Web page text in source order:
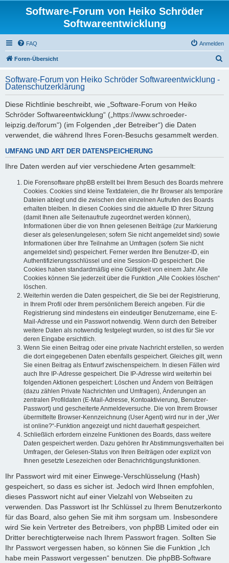
Software-Forum von Heiko Schröder
Softwareentwicklung
FAQ Anmelden
Foren-Übersicht
h
Software-Forum von Heiko Schröder Softwareentwicklung -
Datenschutzerklärung
Diese Richtlinie beschreibt, wie „Software-Forum von Heiko
Schröder Softwareentwicklung“ („https://www.schroeder-
leipzig.de/forum“) (im Folgenden „der Betreiber“) die Daten
verwendet, die während Ihres Foren-Besuchs gesammelt werden.
UMFANG UND ART DER DATENSPEICHERUNG
Ihre Daten werden auf vier verschiedene Arten gesammelt:
Die Forensoftware phpBB erstellt bei Ihrem Besuch des Boards mehrere
Cookies. Cookies sind kleine Textdateien, die Ihr Browser als temporäre
Dateien ablegt und die zwischen den einzelnen Aufrufen des Boards
erhalten bleiben. In diesen Cookies sind die aktuelle ID Ihrer Sitzung
(damit Ihnen alle Seitenaufrufe zugeordnet werden können),
Informationen über die von Ihnen gelesenen Beiträge (zur Markierung
dieser als gelesen/ungelesen; sofern Sie nicht angemeldet sind) sowie
Informationen über Ihre Teilnahme an Umfragen (sofern Sie nicht
angemeldet sind) gespeichert. Ferner werden Ihre Benutzer-ID, ein
Authentifizierungsschlüssel und eine Session-ID gespeichert. Die
Cookies haben standardmäßig eine Gültigkeit von einem Jahr. Alle
Cookies können Sie jederzeit über die Funktion „Alle Cookies löschen“
löschen.
Weiterhin werden die Daten gespeichert, die Sie bei der Registrierung,
in Ihrem Profil oder Ihrem persönlichem Bereich angeben. Für die
Registrierung sind mindestens ein eindeutiger Benutzername, eine E-
Mail-Adresse und ein Passwort notwendig. Wenn durch den Betreiber
weitere Daten als notwendig festgelegt wurden, so ist dies für Sie vor
deren Eingabe ersichtlich.
Wenn Sie einen Beitrag oder eine private Nachricht erstellen, so werden
die dort eingegebenen Daten ebenfalls gespeichert. Gleiches gilt, wenn
Sie einen Beitrag als Entwurf zwischenspeichern. In diesen Fällen wird
auch Ihre IP-Adresse gespeichert. Die IP-Adresse wird weiterhin bei
folgenden Aktionen gespeichert: Löschen und Ändern von Beiträgen
(dazu zählen Private Nachrichten und Umfragen), Änderungen an
zentralen Profildaten (E-Mail-Adresse, Kontoaktivierung, Benutzer-
Passwort) und gescheiterte Anmeldeversuche. Die von Ihrem Browser
übermittelte Browser-Kennzeichnung (User Agent) wird nur in der „Wer
ist online?“-Funktion angezeigt und nicht dauerhaft gespeichert.
Schließlich erfordern einzelne Funktionen des Boards, dass weitere
Daten gespeichert werden. Dazu gehören Ihr Abstimmungsverhalten bei
Umfragen, der Gelesen-Status von Ihren Beiträgen oder explizit von
Ihnen gesetzte Lesezeichen oder Benachrichtigungsfunktionen.
Ihr Passwort wird mit einer Einwege-Verschlüsselung (Hash)
gespeichert, so dass es sicher ist. Jedoch wird Ihnen empfohlen,
dieses Passwort nicht auf einer Vielzahl von Webseiten zu
verwenden. Das Passwort ist Ihr Schlüssel zu Ihrem Benutzerkonto
für das Board, also gehen Sie mit ihm sorgsam um. Insbesondere
wird Sie kein Vertreter des Betreibers, von phpBB Limited oder ein
Dritter berechtigterweise nach Ihrem Passwort fragen. Sollten Sie
Ihr Passwort vergessen haben, so können Sie die Funktion „Ich
habe mein Passwort vergessen“ benutzen. Die phpBB-Software